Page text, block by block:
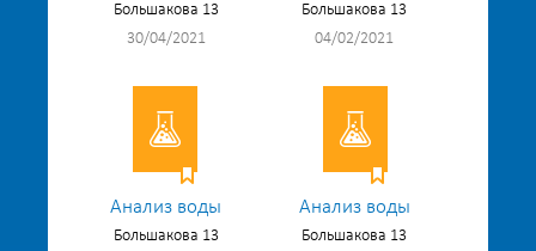
Большакова 13
30/04/2021
Большакова 13
04/02/2021
Анализ воды
Большакова 13
Анализ воды
Большакова 13